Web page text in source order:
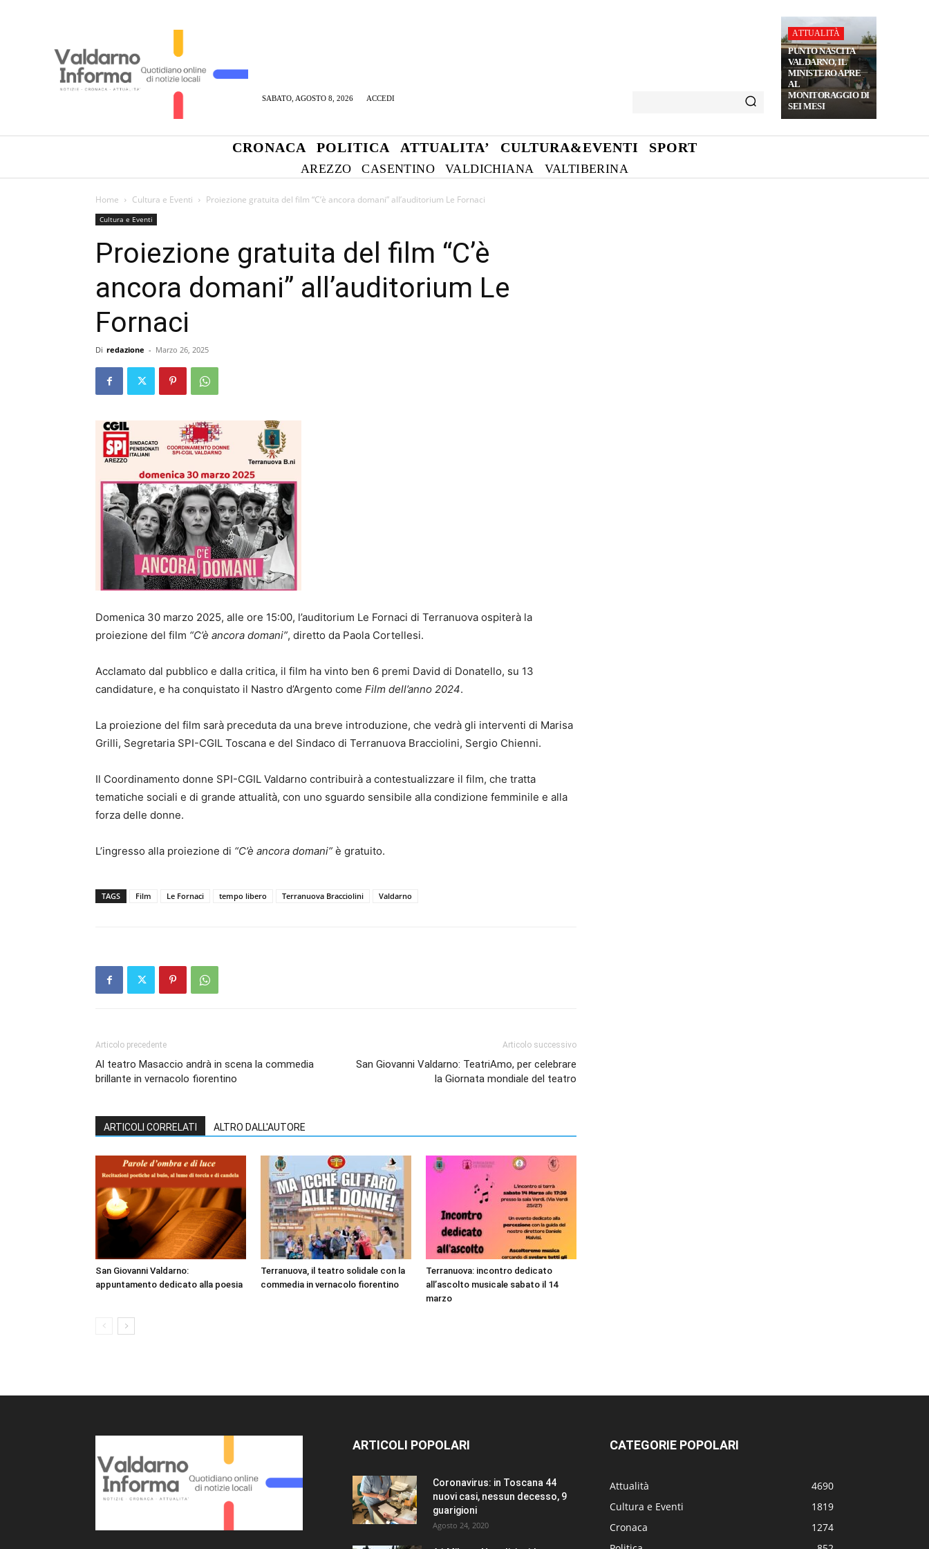
SABATO, AGOSTO 8, 2026 ACCEDI
ATTUALITÀ
PUNTO NASCITA
VALDARNO, IL
MINISTERO APRE
AL
MONITORAGGIO DI
SEI MESI
CRONACA POLITICA ATTUALITA’ CULTURA&EVENTI SPORT
AREZZO CASENTINO VALDICHIANA VALTIBERINA
Home Cultura e Eventi Proiezione gratuita del film “C’è ancora domani” all’auditorium Le Fornaci
Cultura e Eventi
Proiezione gratuita del film “C’è
ancora domani” all’auditorium Le
Fornaci
Di redazione - Marzo 26, 2025
Domenica 30 marzo 2025, alle ore 15:00, l’auditorium Le Fornaci di Terranuova ospiterà la
proiezione del film “C’è ancora domani”, diretto da Paola Cortellesi.
Acclamato dal pubblico e dalla critica, il film ha vinto ben 6 premi David di Donatello, su 13
candidature, e ha conquistato il Nastro d’Argento come Film dell’anno 2024.
La proiezione del film sarà preceduta da una breve introduzione, che vedrà gli interventi di Marisa
Grilli, Segretaria SPI-CGIL Toscana e del Sindaco di Terranuova Bracciolini, Sergio Chienni.
Il Coordinamento donne SPI-CGIL Valdarno contribuirà a contestualizzare il film, che tratta
tematiche sociali e di grande attualità, con uno sguardo sensibile alla condizione femminile e alla
forza delle donne.
L’ingresso alla proiezione di “C’è ancora domani” è gratuito.
TAGS Film Le Fornaci tempo libero Terranuova Bracciolini Valdarno
Articolo precedente
Al teatro Masaccio andrà in scena la commedia
brillante in vernacolo fiorentino
Articolo successivo
San Giovanni Valdarno: TeatriAmo, per celebrare
la Giornata mondiale del teatro
ARTICOLI CORRELATI ALTRO DALL'AUTORE
San Giovanni Valdarno:
appuntamento dedicato alla poesia
Terranuova, il teatro solidale con la
commedia in vernacolo fiorentino
Terranuova: incontro dedicato
all’ascolto musicale sabato il 14
marzo
ARTICOLI POPOLARI
Coronavirus: in Toscana 44
nuovi casi, nessun decesso, 9
guarigioni
Agosto 24, 2020
CATEGORIE POPOLARI
Attualità
4690
Cultura e Eventi
1819
Cronaca
1274